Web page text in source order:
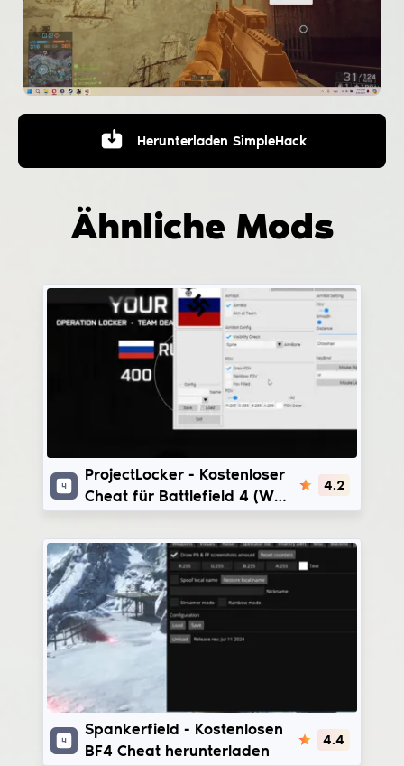
Herunterladen SimpleHack
Ähnliche Mods
ProjectLocker
ProjectLocker - Kostenloser
Cheat für Battlefield 4 (WH,
4.2
Spankerfield
Spankerfield - Kostenlosen
BF4 Cheat herunterladen
4.4